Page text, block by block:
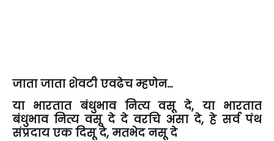
जाता जाता शेवटी एवढेच म्हणेन...
या भारतात बंधुभाव नित्य वसू दे, या भारतात
बंधुभाव नित्य वसू दे दे वरचि असा दे, हे सर्व पंथ
संप्रदाय एक दिसू दे, मतभेद नसू दे